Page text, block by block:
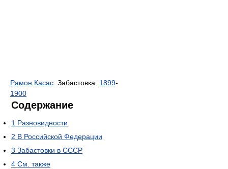
Рамон Касас . Забастовка. 1899-
1900
Содержание
1 Разновидности
2 В Российской Федерации
3 Забастовки в СССР
4 См. также